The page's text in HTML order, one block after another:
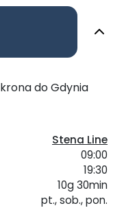
do Gdynia
Stena Line
09:00
19:30
10g 30min
pt., sob., pon.